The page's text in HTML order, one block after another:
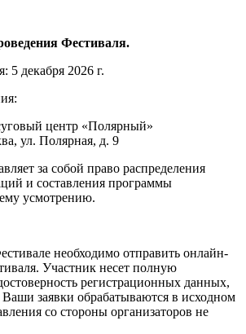
Фестиваля.
5 декабря 2026 г.
центр «Полярный»
ул. Полярная, д. 9
за собой право распределения
и составления программы
усмотрению.
необходимо отправить онлайн-
Участник несет полную
регистрационных данных,
Ваши заявки обрабатываются в исходном
со стороны организаторов не